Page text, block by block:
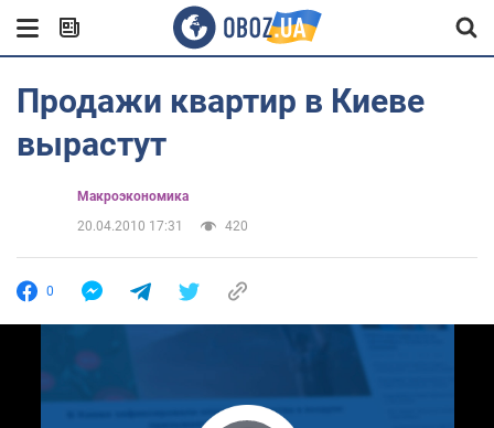
Продажи квартир в Киеве
вырастут
Mакроэкономика
20.04.2010 17:31
420
0